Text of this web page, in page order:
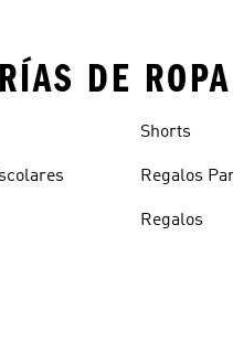
DE
Shorts
Regalos
Regalos